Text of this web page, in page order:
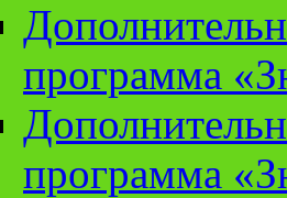
программа
программа